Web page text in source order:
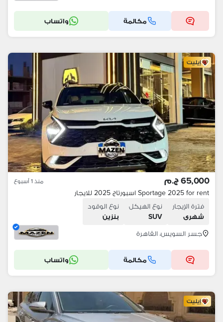
مكالمة واتساب
إيليت
65,000 ج.م منذ 1 أسبوع
Sportage 2025 for rent اسبورتاج 2025 للايجار
فترة الإيجار
شهرى
نوع الهيكل
SUV
نوع الوقود
بنزين
جسر السويس، القاهرة
مكالمة واتساب
إيليت